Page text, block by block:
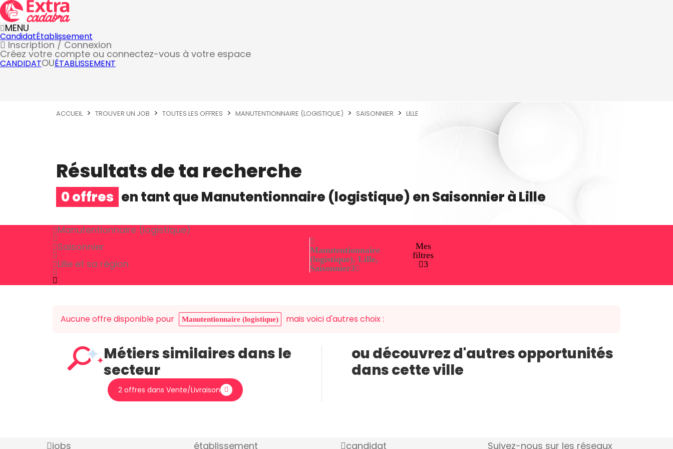
MENU
CandidatÉtablissement
Inscription / Connexion
Créez votre compte ou connectez-vous à votre espace
CANDIDATOUÉTABLISSEMENT
ACCUEIL TROUVER UN JOB TOUTES LES OFFRES MANUTENTIONNAIRE (LOGISTIQUE) SAISONNIER LILLE
Résultats de ta recherche
0 offres en tant queManutentionnaire (logistique)enSaisonnieràLille
Manutentionnaire (logistique)
Saisonnier
Lille et sa région
Manutentionnaire
(logistique), Lille,
Saisonnier3
Mes
filtres
3
Aucune offre disponible pour Manutentionnaire (logistique) mais voici d'autres choix :
Métiers similaires dans le
secteur
2 offres dans Vente/Livraison
ou découvrez d'autres opportunités
dans cette ville
jobs établissement candidat Suivez-nous sur les réseaux